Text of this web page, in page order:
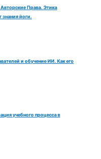
Права. Этика
йоги.
и обучение ИИ. Как его
учебного процесса в